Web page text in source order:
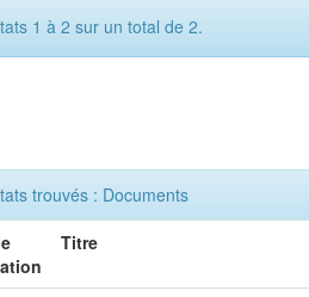
1 à 2 sur un total de 2.
trouvés : Documents
Titre